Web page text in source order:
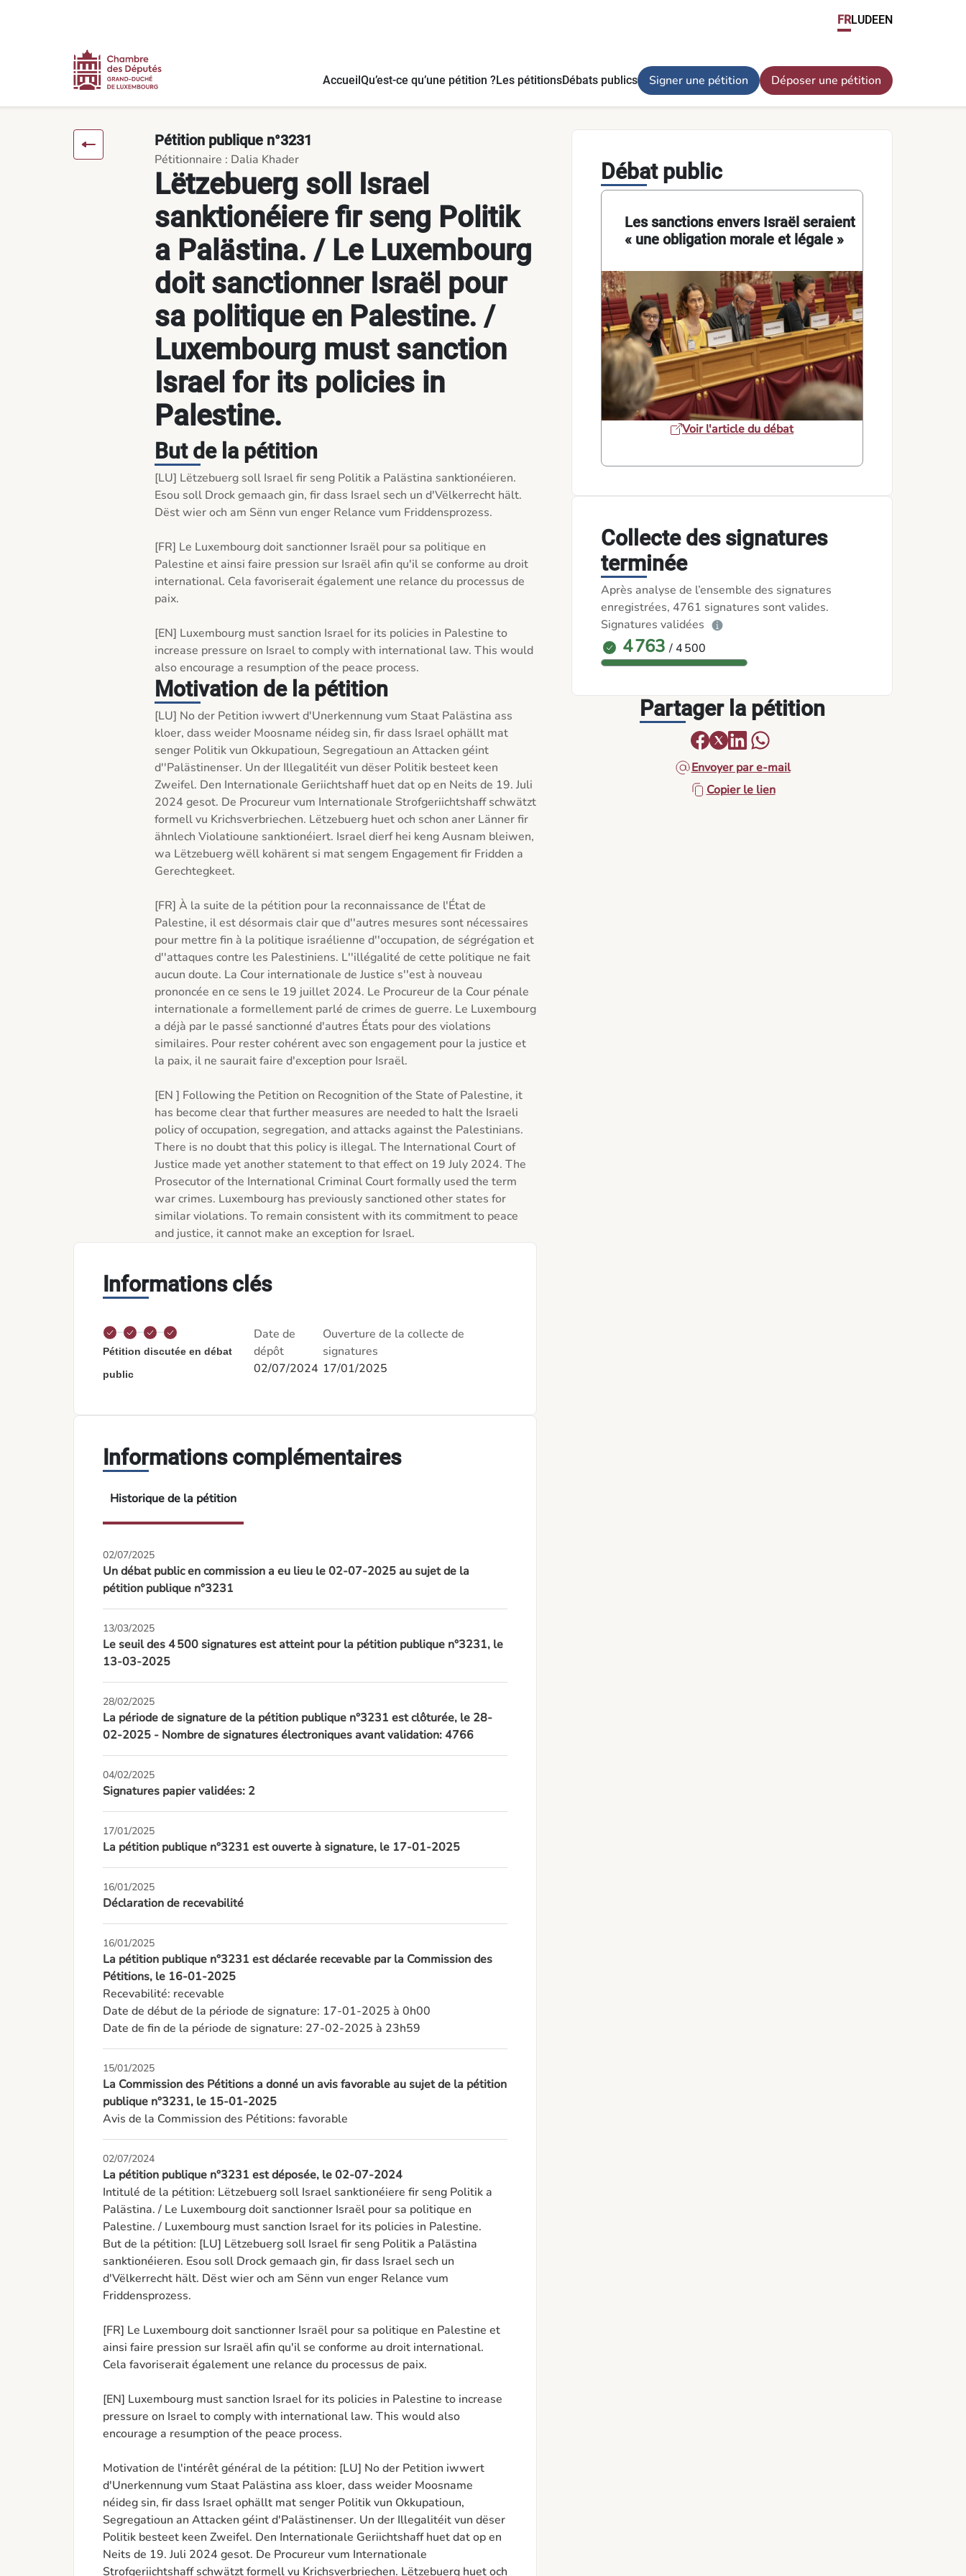
FRLUDEEN
AccueilQu’est-ce qu’une pétition ?Les pétitionsDébats publics Signer une pétition Déposer une pétition
Lëtzebuerg soll Israel
sanktionéiere fir seng Politik
a Palästina. / Le Luxembourg
doit sanctionner Israël pour
sa politique en Palestine. /
Luxembourg must sanction
Israel for its policies in
Palestine.
Pétition publique n°3231
Pétitionnaire : Dalia Khader
But de la pétition
[LU] Lëtzebuerg soll Israel fir seng Politik a Palästina sanktionéieren.
Esou soll Drock gemaach gin, fir dass Israel sech un d'Vëlkerrecht hält.
Dëst wier och am Sënn vun enger Relance vum Friddensprozess.
[FR] Le Luxembourg doit sanctionner Israël pour sa politique en
Palestine et ainsi faire pression sur Israël afin qu'il se conforme au droit
international. Cela favoriserait également une relance du processus de
paix.
[EN] Luxembourg must sanction Israel for its policies in Palestine to
increase pressure on Israel to comply with international law. This would
Motivation de la pétition
[LU] No der Petition iwwert d'Unerkennung vum Staat Palästina ass
kloer, dass weider Moosname néideg sin, fir dass Israel ophällt mat
senger Politik vun Okkupatioun, Segregatioun an Attacken géint
d''Palästinenser. Un der Illegalitéit vun dëser Politik besteet keen
Zweifel. Den Internationale Geriichtshaff huet dat op en Neits de 19. Juli
2024 gesot. De Procureur vum Internationale Strofgeriichtshaff schwätzt
formell vu Krichsverbriechen. Lëtzebuerg huet och schon aner Länner fir
ähnlech Violatioune sanktionéiert. Israel dierf hei keng Ausnam bleiwen,
wa Lëtzebuerg wëll kohärent si mat sengem Engagement fir Fridden a
Gerechtegkeet.
[FR] À la suite de la pétition pour la reconnaissance de l'État de
Palestine, il est désormais clair que d''autres mesures sont nécessaires
pour mettre fin à la politique israélienne d''occupation, de ségrégation et
d''attaques contre les Palestiniens. L''illégalité de cette politique ne fait
aucun doute. La Cour internationale de Justice s''est à nouveau
prononcée en ce sens le 19 juillet 2024. Le Procureur de la Cour pénale
internationale a formellement parlé de crimes de guerre. Le Luxembourg
a déjà par le passé sanctionné d'autres États pour des violations
similaires. Pour rester cohérent avec son engagement pour la justice et
la paix, il ne saurait faire d'exception pour Israël.
[EN ] Following the Petition on Recognition of the State of Palestine, it
has become clear that further measures are needed to halt the Israeli
policy of occupation, segregation, and attacks against the Palestinians.
There is no doubt that this policy is illegal. The International Court of
Justice made yet another statement to that effect on 19 July 2024. The
Prosecutor of the International Criminal Court formally used the term
war crimes. Luxembourg has previously sanctioned other states for
similar violations. To remain consistent with its commitment to peace
Informations clés
Pétition discutée en débat
public
Date de
dépôt
02/07/2024
Ouverture de la collecte de
signatures
17/01/2025
Informations complémentaires
Historique de la pétition
02/07/2025
Un débat public en commission a eu lieu le 02-07-2025 au sujet de la
pétition publique n°3231
13/03/2025
Le seuil des 4 500 signatures est atteint pour la pétition publique n°3231, le
13-03-2025
28/02/2025
La période de signature de la pétition publique n°3231 est clôturée, le 28-
02-2025 - Nombre de signatures électroniques avant validation: 4766
04/02/2025
Signatures papier validées: 2
17/01/2025
La pétition publique n°3231 est ouverte à signature, le 17-01-2025
16/01/2025
Déclaration de recevabilité
16/01/2025
La pétition publique n°3231 est déclarée recevable par la Commission des
Pétitions, le 16-01-2025
Recevabilité: recevable
Date de début de la période de signature: 17-01-2025 à 0h00
Date de fin de la période de signature: 27-02-2025 à 23h59
15/01/2025
La Commission des Pétitions a donné un avis favorable au sujet de la pétition
publique n°3231, le 15-01-2025
Avis de la Commission des Pétitions: favorable
02/07/2024
La pétition publique n°3231 est déposée, le 02-07-2024
Intitulé de la pétition: Lëtzebuerg soll Israel sanktionéiere fir seng Politik a
Palästina. / Le Luxembourg doit sanctionner Israël pour sa politique en
Palestine. / Luxembourg must sanction Israel for its policies in Palestine.
But de la pétition: [LU] Lëtzebuerg soll Israel fir seng Politik a Palästina
sanktionéieren. Esou soll Drock gemaach gin, fir dass Israel sech un
d'Vëlkerrecht hält. Dëst wier och am Sënn vun enger Relance vum
Friddensprozess.
[FR] Le Luxembourg doit sanctionner Israël pour sa politique en Palestine et
ainsi faire pression sur Israël afin qu'il se conforme au droit international.
Cela favoriserait également une relance du processus de paix.
[EN] Luxembourg must sanction Israel for its policies in Palestine to increase
pressure on Israel to comply with international law. This would also
encourage a resumption of the peace process.
Motivation de l'intérêt général de la pétition: [LU] No der Petition iwwert
d'Unerkennung vum Staat Palästina ass kloer, dass weider Moosname
néideg sin, fir dass Israel ophällt mat senger Politik vun Okkupatioun,
Segregatioun an Attacken géint d'Palästinenser. Un der Illegalitéit vun dëser
Politik besteet keen Zweifel. Den Internationale Geriichtshaff huet dat op en
Neits de 19. Juli 2024 gesot. De Procureur vum Internationale
Strofgeriichtshaff schwätzt formell vu Krichsverbriechen. Lëtzebuerg huet och
Débat public
Les sanctions envers Israël seraient
« une obligation morale et légale »
Voir l'article du débat
Collecte des signatures
terminée
Après analyse de l’ensemble des signatures
enregistrées, 4761 signatures sont valides.
Signatures validées
4 763 / 4 500
Partager la pétition
Envoyer par e-mail
Copier le lien